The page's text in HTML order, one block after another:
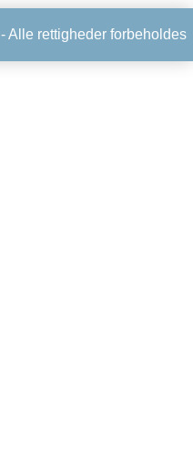
- Alle rettigheder forbeholdes